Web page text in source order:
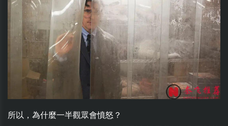
所以，為什麼一半觀眾會憤怒？